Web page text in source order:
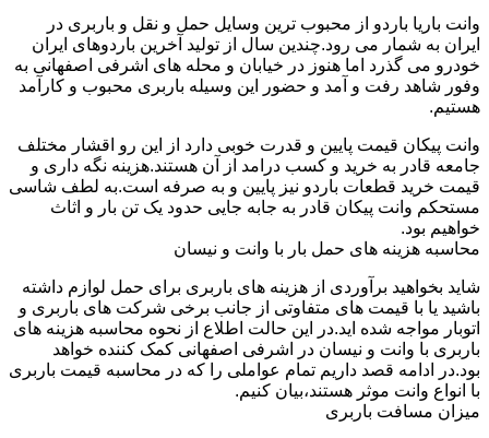
وانت باریا باردو از محبوب ترین وسایل حمل و نقل و باربری در
ایران به شمار می رود.چندین سال از تولید آخرین باردوهای ایران
خودرو می گذرد اما هنوز در خیابان و محله های اشرفی اصفهانی به
وفور شاهد رفت و آمد و حضور این وسیله باربری محبوب و کارآمد
هستیم.
وانت پیکان قیمت پایین و قدرت خوبی دارد از این رو اقشار مختلف
جامعه قادر به خرید و کسب درامد از آن هستند.هزینه نگه داری و
قیمت خرید قطعات باردو نیز پایین و به صرفه است.به لطف شاسی
مستحکم وانت پیکان قادر به جابه جایی حدود یک تن بار و اثاث
خواهیم بود.
محاسبه هزینه های حمل بار با وانت و نیسان
شاید بخواهید برآوردی از هزینه های باربری برای حمل لوازم داشته
باشید یا با قیمت های متفاوتی از جانب برخی شرکت های باربری و
اتوبار مواجه شده اید.در این حالت اطلاع از نحوه محاسبه هزینه های
باربری با وانت و نیسان در اشرفی اصفهانی کمک کننده خواهد
بود.در ادامه قصد داریم تمام عواملی را که در محاسبه قیمت باربری
با انواع وانت موثر هستند،بیان کنیم.
میزان مسافت باربری